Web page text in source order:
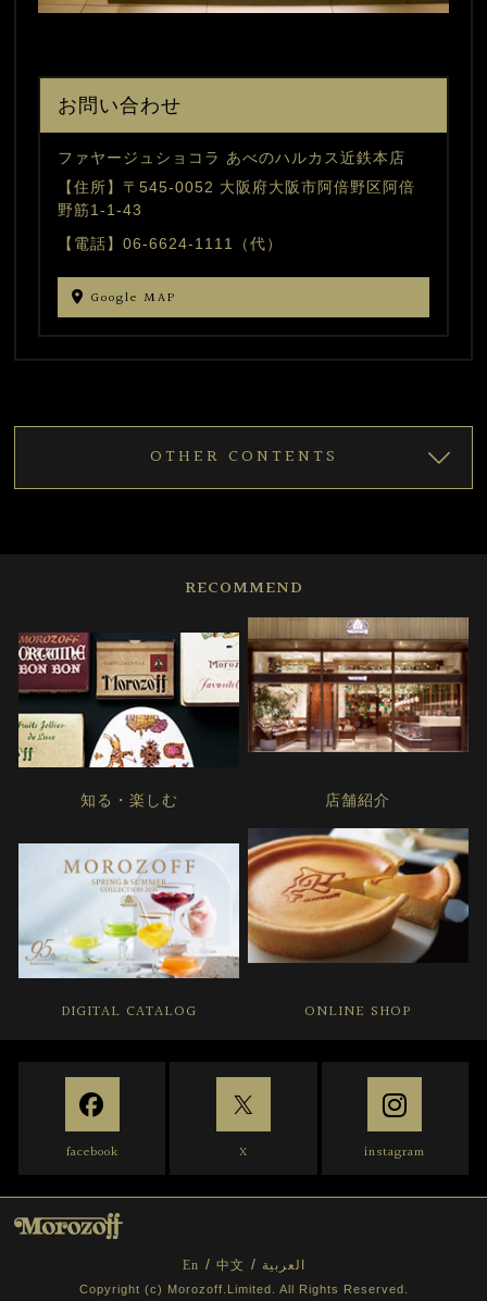
お問い合わせ
ファヤージュショコラ あべのハルカス近鉄本店
【住所】〒545-0052 大阪府大阪市阿倍野区阿倍
野筋1-1-43
【電話】06-6624-1111（代）
Google MAP
OTHER CONTENTS
RECOMMEND
知る・楽しむ 店舗紹介
DIGITAL CATALOG ONLINE SHOP
facebook X instagram
En 中文 العربية
Copyright (c) Morozoff.Limited. All Rights Reserved.